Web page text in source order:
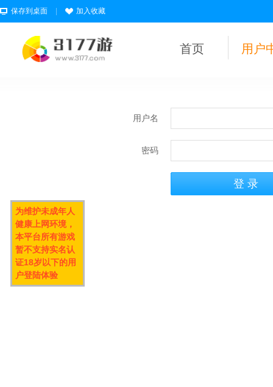
保存到桌面 加入收藏
首页 用户
用户名
密码
为维护未成年人
健康上网环境，
本平台所有游戏
暂不支持实名认
证18岁以下的用
户登陆体验